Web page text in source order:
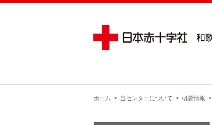
ホーム > 当センターについて > 概要情報 >